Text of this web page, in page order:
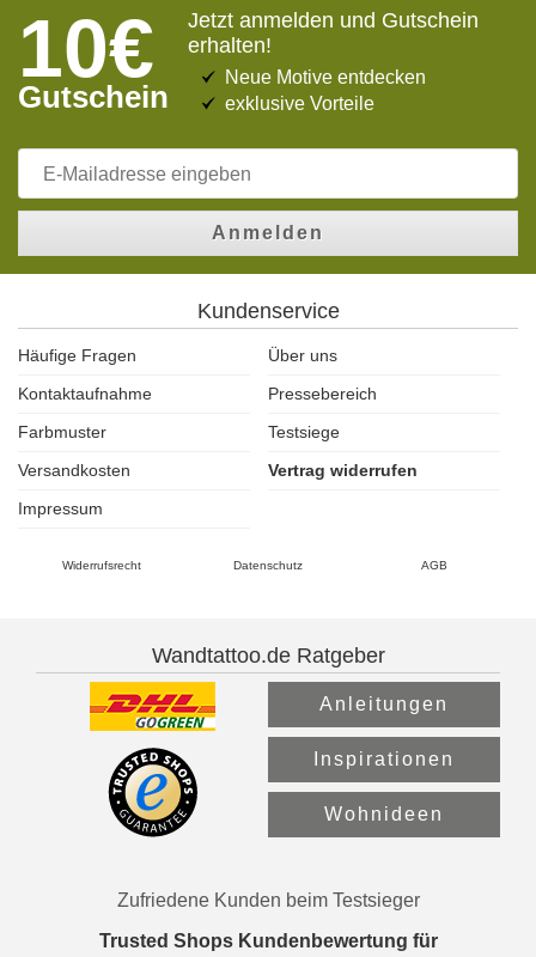
10€
Gutschein
Jetzt anmelden und Gutschein
erhalten!
Neue Motive entdecken
exklusive Vorteile
Anmelden
Kundenservice
Häufige Fragen
Über uns
Kontaktaufnahme
Pressebereich
Farbmuster
Testsiege
Versandkosten
Vertrag widerrufen
Impressum
Widerrufsrecht Datenschutz AGB
Wandtattoo.de Ratgeber
Anleitungen
Inspirationen
Wohnideen
Zufriedene Kunden beim Testsieger
Trusted Shops Kundenbewertung für